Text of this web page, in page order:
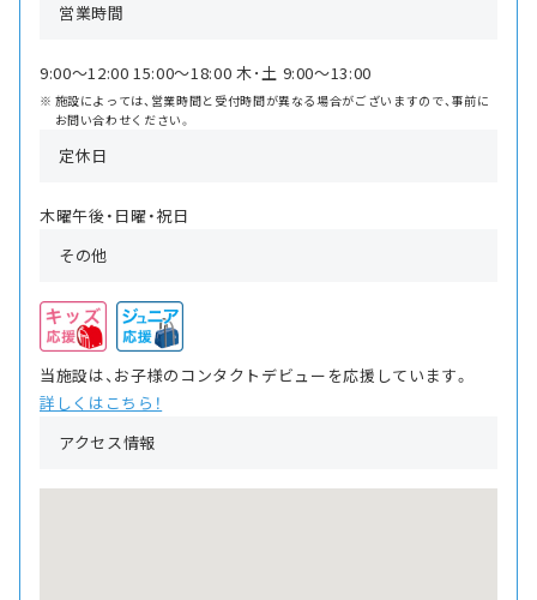
営業時間
9:00〜12:00 15:00〜18:00 木･土 9:00〜13:00
施設によっては、営業時間と受付時間が異なる場合がございますので、事前に
お問い合わせください。
定休日
木曜午後・日曜・祝日
その他
当施設は、お子様のコンタクトデビューを応援しています。
詳しくはこちら！
アクセス情報